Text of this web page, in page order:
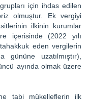
için ihdas edilen
olmuştur. Ek vergiyi
ilkinin kurumlar
içerisinde (2022 yılı
eden vergilerin
uzatılmıştır),
ayında olmak üzere
tabi mükelleflerin ilk